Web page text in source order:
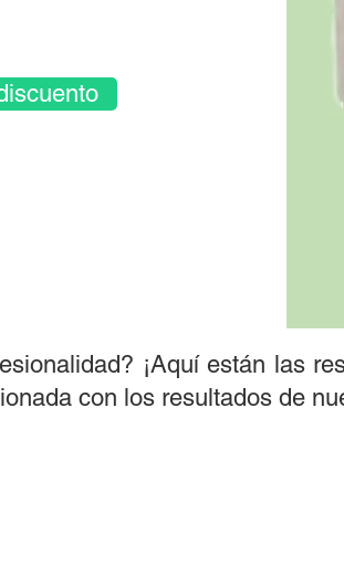
¡Aquí están las
con los resultados de